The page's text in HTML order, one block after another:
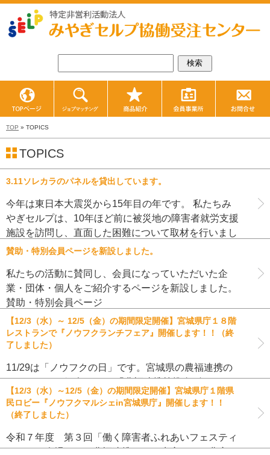
TOP » TOPICS
TOPICS
3.11ソレカラのパネルを貸出しています。
今年は東日本大震災から15年目の年です。 私たちみ
やぎセルプは、10年ほど前に被災地の障害者就労支援
施設を訪問し、直面した困難について取材を行いまし
た。 3.11ソレカラ そして、それらをパネルにまと
賛助・特別会員ページを新設しました。
私たちの活動に賛同し、会員になっていただいた企
業・団体・個人をご紹介するページを新設しました。
賛助・特別会員ページ
【12/3（水）～ 12/5（金）の期間限定開催】宮城県庁１８階
レストランで『ノウフクランチフェア』開催します！！（終
了しました）
11/29は「ノウフクの日」です。宮城県の農福連携の
イベントのご紹介です。 「農福連携等推進ビジョン
（2024改訂版）」（令和6年6月5日決定）において、
11月29日を「ノウフクの日」に制定することとされま
【12/3（水）～12/5（金）の期間限定開催】宮城県庁１階県
民ロビー『ノウフクマルシェin宮城県庁』開催します！！
（終了しました）
令和７年度 第３回「働く障害者ふれあいフェスティ
バル」の会場にて、農福連携により生産された農産